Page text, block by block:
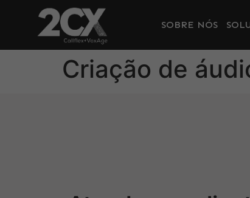
SOBRE NÓS
Criação de